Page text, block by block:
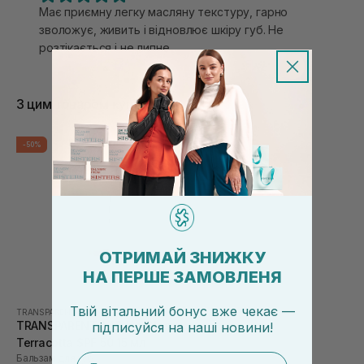
Має приємну легку масляну текстуру, гарно
зволожує, живить і відновлює шкіру губ. Не
розтікається і не липне
З цим товаром купують
-50%
TRANSPARENT-LAB
TRANSPARENT-LAB Lip Gloss
Terracotta SPF 50 15 мл
Бальзам для губ
ОТРИМАЙ ЗНИЖКУ
НА ПЕРШЕ ЗАМОВЛЕНЯ
Твій вітальний бонус вже чекає —
підписуйся на наші новини!
email